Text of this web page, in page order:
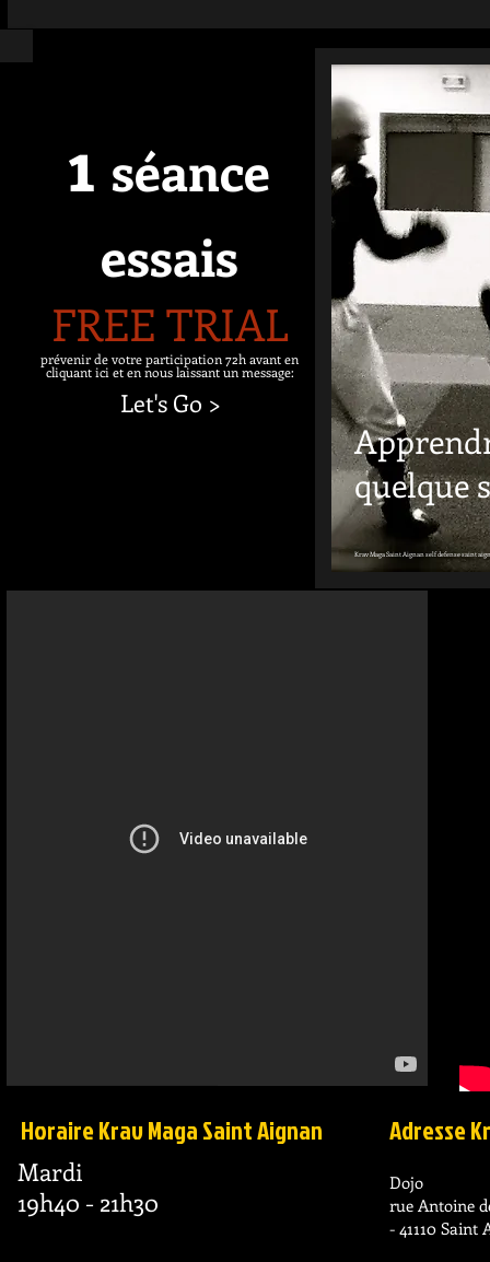
1 séance
essais
FREE TRIAL
prévenir de votre participation 72h avant en
cliquant ici et en nous laissant un message:
Let's Go >
quelque
Krav MagaSaint Aignan self defense saint
Horaire Krav Maga Saint Aignan
Mardi
19h40 - 21h30
Adresse
Dojo
rue Antoine
- 41110 Saint